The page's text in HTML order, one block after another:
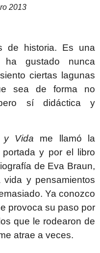
2013
de historia. Es una
gustado nunca
ciertas lagunas
sea de forma no
sí didáctica y
y Vida me llamó la
y por el libro
de Eva Braun,
y pensamientos
Ya conozco
provoca su paso por
que le rodearon de
atrae a veces.